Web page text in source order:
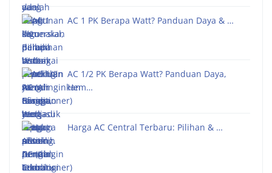
AC 1 PK Berapa Watt? Panduan Daya & …
AC 1/2 PK Berapa Watt? Panduan Daya,
Hem…
Harga AC Central Terbaru: Pilihan & …